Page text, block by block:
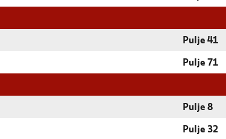
Pulje 41
Pulje 71
Pulje 8
Pulje 32